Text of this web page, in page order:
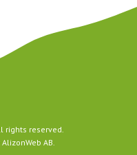
rights reserved.
AlizonWeb AB.